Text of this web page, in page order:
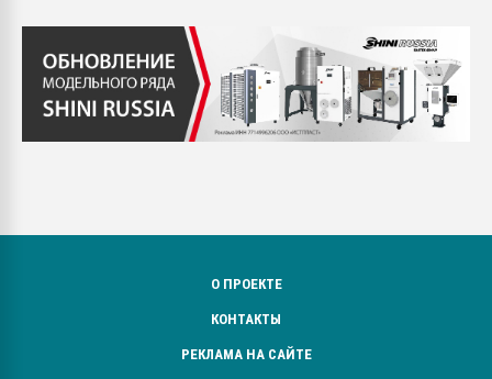
О ПРОЕКТЕ
КОНТАКТЫ
РЕКЛАМА НА САЙТЕ